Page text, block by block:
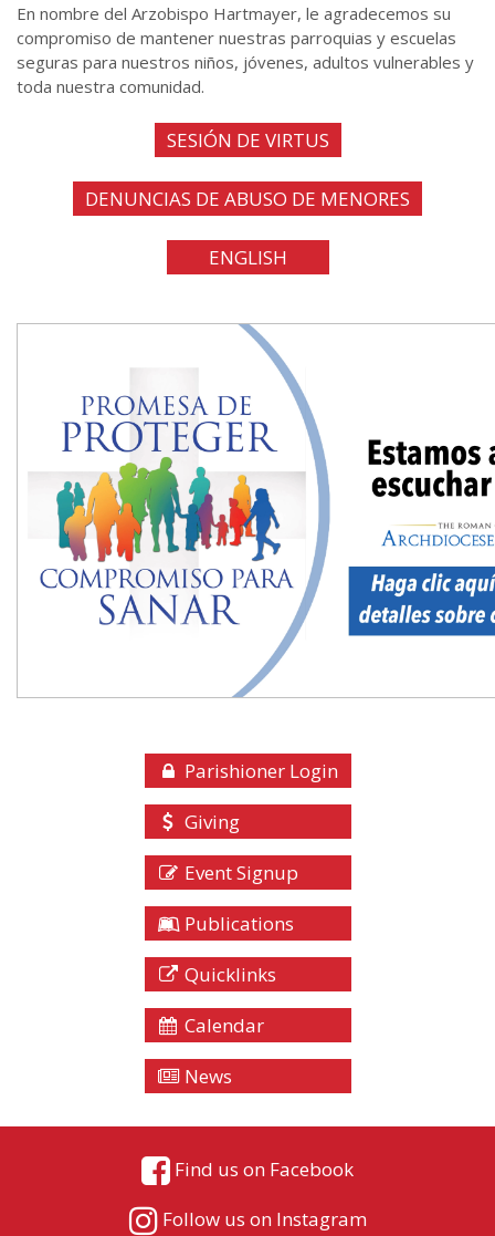
En nombre del Arzobispo Hartmayer, le agradecemos su
compromiso de mantener nuestras parroquias y escuelas
seguras para nuestros niños, jóvenes, adultos vulnerables y
toda nuestra comunidad.
SESIÓN DE VIRTUS
DENUNCIAS DE ABUSO DE MENORES
ENGLISH
Parishioner Login
Giving
Event Signup
Publications
Quicklinks
Calendar
News
Find us on Facebook
Follow us on Instagram